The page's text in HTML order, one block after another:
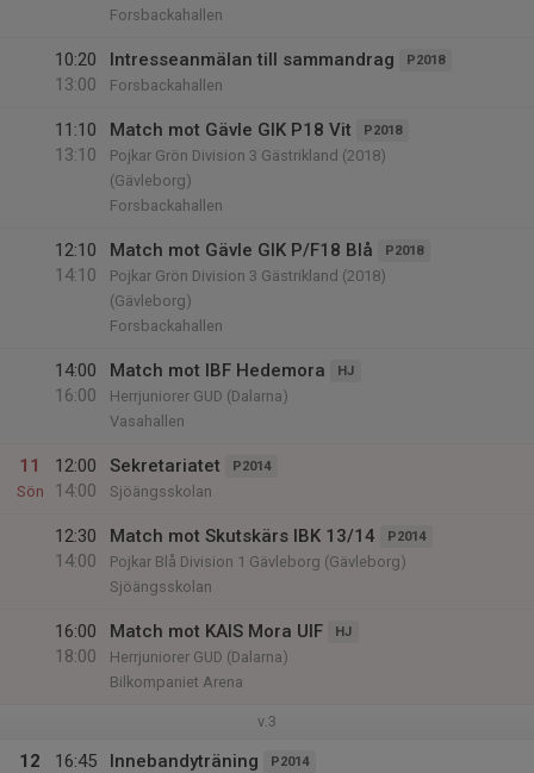
Forsbackahallen
10:20
13:00
Intresseanmälan till sammandrag P2018
Forsbackahallen
11:10
13:10
Match mot Gävle GIK P18 Vit P2018
Pojkar Grön Division 3 Gästrikland (2018)
(Gävleborg)
Forsbackahallen
12:10
14:10
Match mot Gävle GIK P/F18 Blå P2018
Pojkar Grön Division 3 Gästrikland (2018)
(Gävleborg)
Forsbackahallen
14:00
16:00
Match mot IBF Hedemora HJ
Herrjuniorer GUD (Dalarna)
Vasahallen
11
Sön
12:00
14:00
Sekretariatet P2014
Sjöängsskolan
12:30
14:00
Match mot Skutskärs IBK 13/14 P2014
Pojkar Blå Division 1 Gävleborg (Gävleborg)
Sjöängsskolan
16:00
18:00
Match mot KAIS Mora UIF HJ
Herrjuniorer GUD (Dalarna)
Bilkompaniet Arena
v.3
12
16:45
Innebandyträning P2014